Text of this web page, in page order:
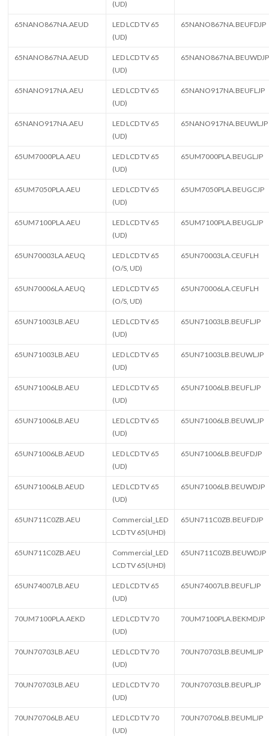
(UD)
65NANO867NA.AEUD
LED LCD TV 65
(UD)
65NANO867NA.BEUFDJP
65NANO867NA.AEUD
LED LCD TV 65
(UD)
65NANO867NA.BEUWDJP
65NANO917NA.AEU
LED LCD TV 65
(UD)
65NANO917NA.BEUFLJP
65NANO917NA.AEU
LED LCD TV 65
(UD)
65NANO917NA.BEUWLJP
65UM7000PLA.AEU
LED LCD TV 65
(UD)
65UM7000PLA.BEUGLJP
65UM7050PLA.AEU
LED LCD TV 65
(UD)
65UM7050PLA.BEUGCJP
65UM7100PLA.AEU
LED LCD TV 65
(UD)
65UM7100PLA.BEUGLJP
65UN70003LA.AEUQ
LED LCD TV 65
(O/S, UD)
65UN70003LA.CEUFLH
65UN70006LA.AEUQ
LED LCD TV 65
(O/S, UD)
65UN70006LA.CEUFLH
65UN71003LB.AEU
LED LCD TV 65
(UD)
65UN71003LB.BEUFLJP
65UN71003LB.AEU
LED LCD TV 65
(UD)
65UN71003LB.BEUWLJP
65UN71006LB.AEU
LED LCD TV 65
(UD)
65UN71006LB.BEUFLJP
65UN71006LB.AEU
LED LCD TV 65
(UD)
65UN71006LB.BEUWLJP
65UN71006LB.AEUD
LED LCD TV 65
(UD)
65UN71006LB.BEUFDJP
65UN71006LB.AEUD
LED LCD TV 65
(UD)
65UN71006LB.BEUWDJP
65UN711C0ZB.AEU
Commercial_LED
LCD TV 65(UHD)
65UN711C0ZB.BEUFDJP
65UN711C0ZB.AEU
Commercial_LED
LCD TV 65(UHD)
65UN711C0ZB.BEUWDJP
65UN74007LB.AEU
LED LCD TV 65
(UD)
65UN74007LB.BEUFLJP
70UM7100PLA.AEKD
LED LCD TV 70
(UD)
70UM7100PLA.BEKMDJP
70UN70703LB.AEU
LED LCD TV 70
(UD)
70UN70703LB.BEUMLJP
70UN70703LB.AEU
LED LCD TV 70
(UD)
70UN70703LB.BEUPLJP
70UN70706LB.AEU
LED LCD TV 70
(UD)
70UN70706LB.BEUMLJP